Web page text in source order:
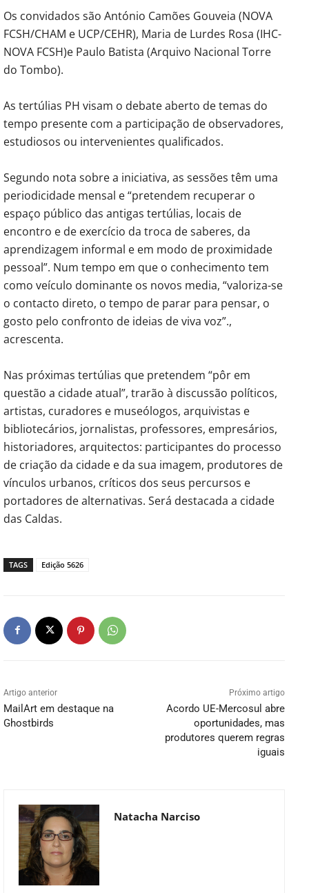
Os convidados são António Camões Gouveia (NOVA
FCSH/CHAM e UCP/CEHR), Maria de Lurdes Rosa (IHC-
NOVA FCSH)e Paulo Batista (Arquivo Nacional Torre
do Tombo).
As tertúlias PH visam o debate aberto de temas do
tempo presente com a participação de observadores,
estudiosos ou intervenientes qualificados.
Segundo nota sobre a iniciativa, as sessões têm uma
periodicidade mensal e “pretendem recuperar o
espaço público das antigas tertúlias, locais de
encontro e de exercício da troca de saberes, da
aprendizagem informal e em modo de proximidade
pessoal”. Num tempo em que o conhecimento tem
como veículo dominante os novos media, “valoriza-se
o contacto direto, o tempo de parar para pensar, o
gosto pelo confronto de ideias de viva voz”.,
acrescenta.
Nas próximas tertúlias que pretendem “pôr em
questão a cidade atual”, trarão à discussão políticos,
artistas, curadores e museólogos, arquivistas e
bibliotecários, jornalistas, professores, empresários,
historiadores, arquitectos: participantes do processo
de criação da cidade e da sua imagem, produtores de
vínculos urbanos, críticos dos seus percursos e
portadores de alternativas. Será destacada a cidade
das Caldas.
TAGS Edição 5626
Artigo anterior
MailArt em destaque na
Ghostbirds
Próximo artigo
Acordo UE-Mercosul abre
oportunidades, mas
produtores querem regras
iguais
Natacha Narciso